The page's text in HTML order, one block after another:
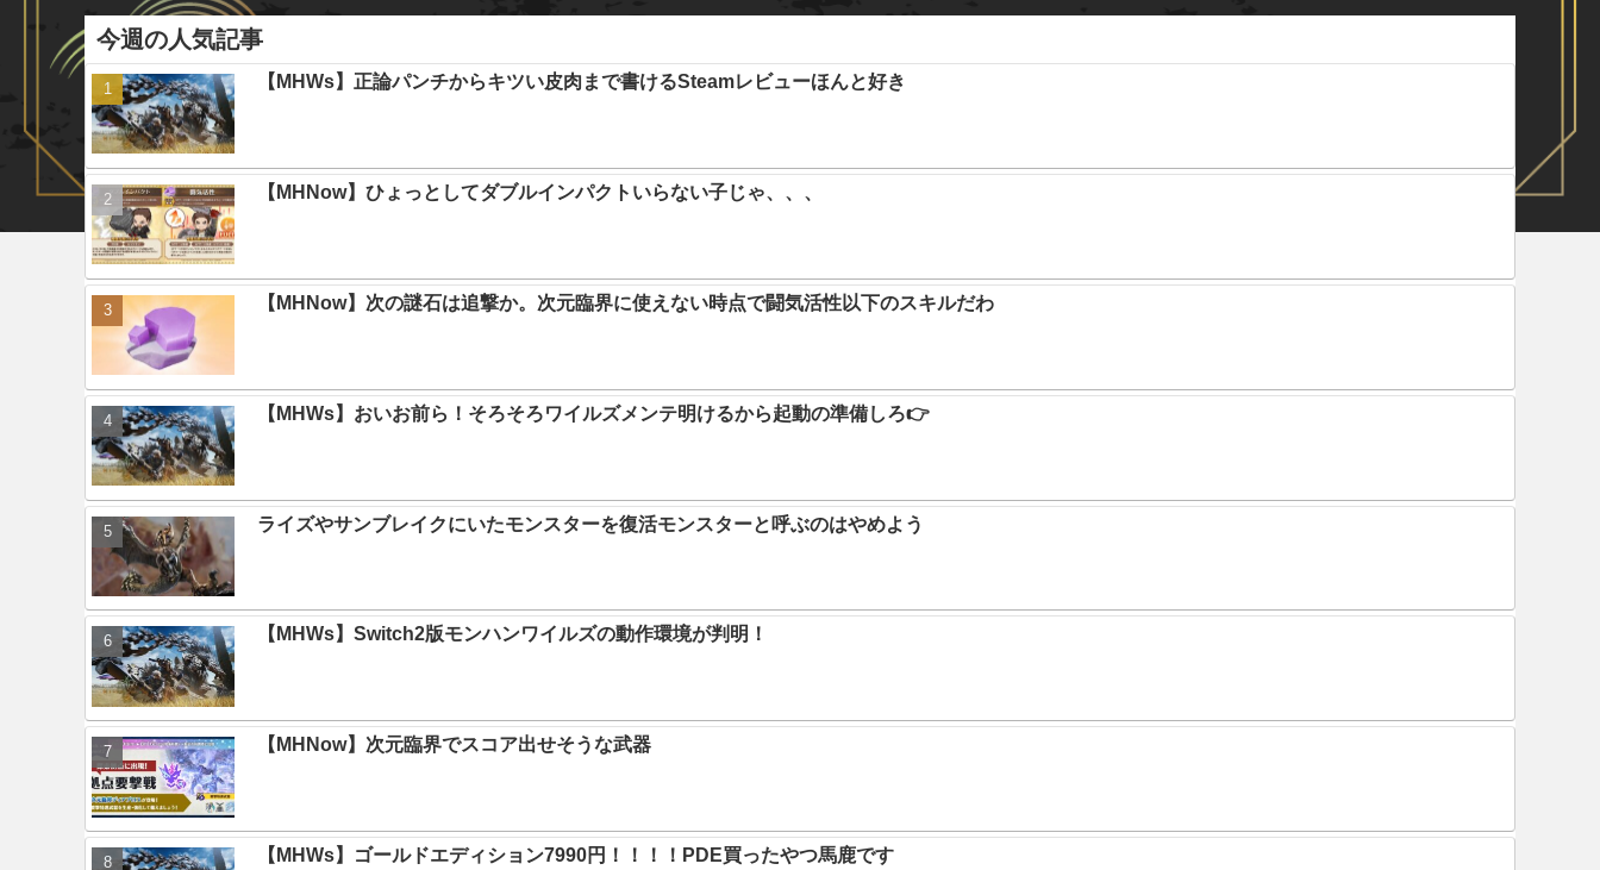
今週の人気記事
【MHWs】正論パンチからキツい皮肉まで書けるSteamレビューほんと好き
【MHNow】ひょっとしてダブルインパクトいらない子じゃ、、、
【MHNow】次の謎石は追撃か。次元臨界に使えない時点で闘気活性以下のスキルだわ
【MHWs】おいお前ら！そろそろワイルズメンテ明けるから起動の準備しろ👉
ライズやサンブレイクにいたモンスターを復活モンスターと呼ぶのはやめよう
【MHWs】Switch2版モンハンワイルズの動作環境が判明！
【MHNow】次元臨界でスコア出せそうな武器
【MHWs】ゴールドエディション7990円！！！！PDE買ったやつ馬鹿です